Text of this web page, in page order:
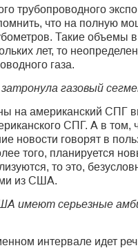
трубопроводного
что на полную
Такие
лет, то
газа.
газовый
на американский СПГ
СПГ. А в
говорят в
того, планируется
то это,
из США.
имеют серьезные
интервале идет